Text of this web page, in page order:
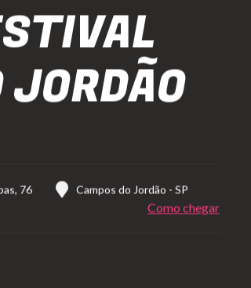
JORDÃO
76 Campos do Jordão - SP
Como chegar